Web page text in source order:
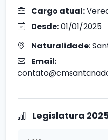
Cargo atual:
Desde:01/01/2025
Naturalidade:
Email:
Legislatura